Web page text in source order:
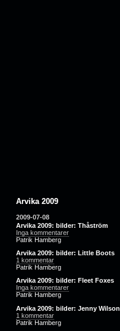
Arvika 2009
2009-07-08
Arvika 2009: bilder: Thåström
Inga kommentarer
Patrik Hamberg
Arvika 2009: bilder: Little Boots
1 kommentar
Patrik Hamberg
Arvika 2009: bilder: Fleet Foxes
Inga kommentarer
Patrik Hamberg
Arvika 2009: bilder: Jenny Wilson
1 kommentar
Patrik Hamberg